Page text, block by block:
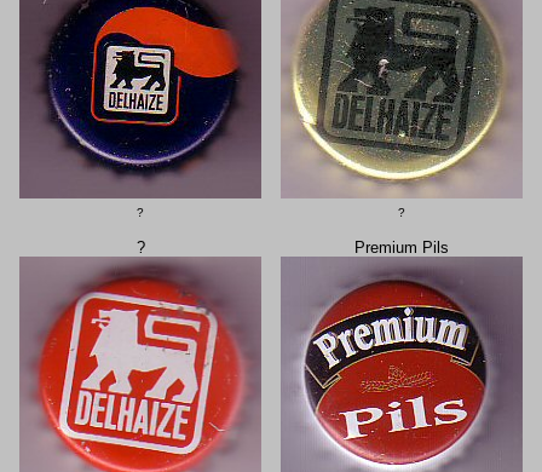
? ?
? Premium Pils